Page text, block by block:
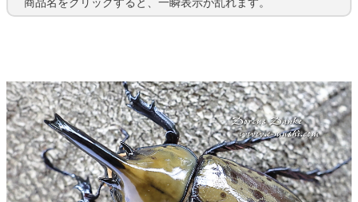
商品名をクリックすると、一瞬表示が乱れます。